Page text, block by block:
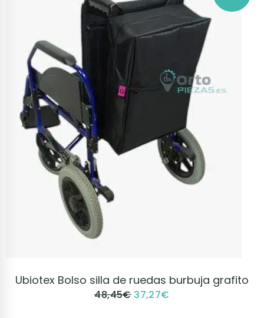
VER PRODUCTO
Ubiotex Bolso silla de ruedas burbuja grafito
48,45€ 37,27€